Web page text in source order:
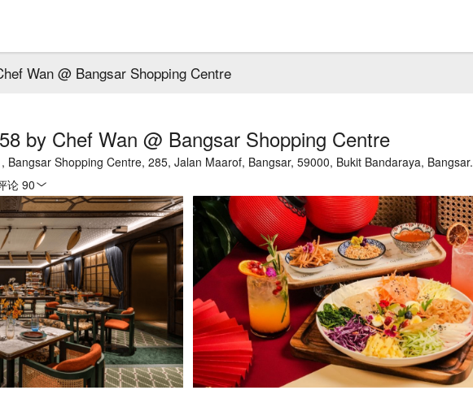
Wan @ Bangsar Shopping Centre
by Chef Wan @ Bangsar Shopping Centre
Bangsar Shopping Centre, 285, Jalan Maarof, Bangsar, 59000, Bukit Bandaraya, Bangsar.
论 90